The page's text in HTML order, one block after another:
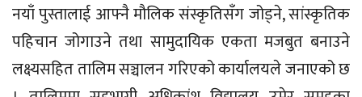
नयाँ पुस्तालाई आफ्नै मौलिक संस्कृतिसँग जोड्ने, सांस्कृतिक
पहिचान जोगाउने तथा सामुदायिक एकता मजबुत बनाउने
लक्ष्यसहित तालिम सञ्चालन गरिएको कार्यालयले जनाएको छ